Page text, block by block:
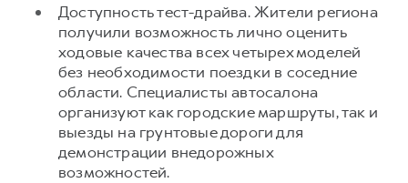
Доступность тест-драйва. Жители региона
получили возможность лично оценить
ходовые качества всех четырех моделей
без необходимости поездки в соседние
области. Специалисты автосалона
организуют как городские маршруты, так и
выезды на грунтовые дороги для
демонстрации внедорожных
возможностей.